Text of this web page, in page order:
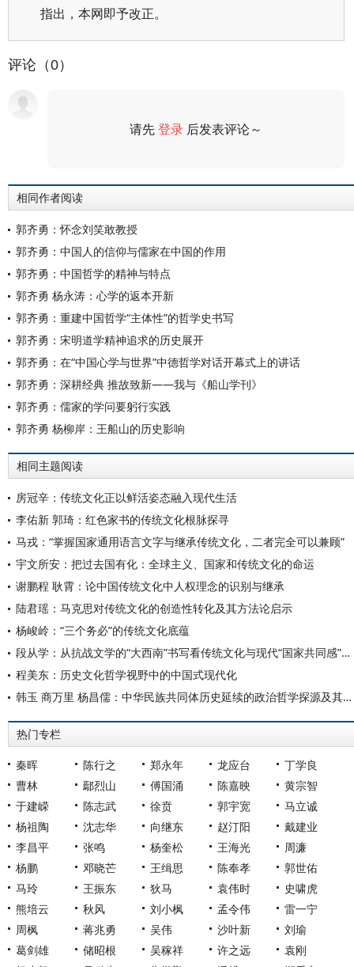
指出，本网即予改正。
评论（0）
请先登录 后发表评论～
相同作者阅读
郭齐勇：怀念刘笑敢教授
郭齐勇：中国人的信仰与儒家在中国的作用
郭齐勇：中国哲学的精神与特点
郭齐勇 杨永涛：心学的返本开新
郭齐勇：重建中国哲学“主体性”的哲学史书写
郭齐勇：宋明道学精神追求的历史展开
郭齐勇：在“中国心学与世界”中德哲学对话开幕式上的讲话
郭齐勇：深耕经典 推故致新——我与《船山学刊》
郭齐勇：儒家的学问要躬行实践
郭齐勇 杨柳岸：王船山的历史影响
相同主题阅读
房冠辛：传统文化正以鲜活姿态融入现代生活
李佑新 郭琦：红色家书的传统文化根脉探寻
马戎：“掌握国家通用语言文字与继承传统文化，二者完全可以兼顾”
宇文所安：把过去国有化：全球主义、国家和传统文化的命运
谢鹏程 耿霄：论中国传统文化中人权理念的识别与继承
陆君瑶：马克思对传统文化的创造性转化及其方法论启示
杨峻岭：“三个务必”的传统文化底蕴
段从学：从抗战文学的“大西南”书写看传统文化与现代“国家共同感”的形成
程美东：历史文化哲学视野中的中国式现代化
韩玉 商万里 杨昌儒：中华民族共同体历史延续的政治哲学探源及其资鉴意义
热门专栏
秦晖 陈行之 郑永年 龙应台
丁学良
曹林
鄢烈山 傅国涌 陈嘉映
黄宗智
于建嵘
陈志武 徐贲 郭宇宽
马立诚
杨祖陶
沈志华 向继东 赵汀阳
戴建业
李昌平
张鸣 杨奎松 王海光
周濂
杨鹏
邓晓芒 王缉思 陈奉孝
郭世佑
马玲
王振东 狄马 袁伟时
史啸虎
熊培云
秋风 刘小枫 孟令伟
雷一宁
周枫
蒋兆勇 吴伟 沙叶新
刘瑜
葛剑雄
储昭根 吴稼祥 许之远
袁刚